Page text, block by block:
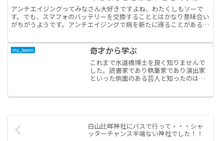
アンチエイジングってみなさん大好きですよね、わたくしもソーで
す。でも、スマフォのバッテリーを交換することとはかなり意味合い
がちがうようです。アンチエイジングで病を新たに得ることがある鉄
my_boom 奇才から学ぶ
これまで水道橋博士を良く知りませんで
した。読書家であり執筆家であり演出家
といった側面のある芸人と知ったのはこ
白山比咩神社にバスで行って・・・シャ
ッターチャンス半端ない神社でした！！